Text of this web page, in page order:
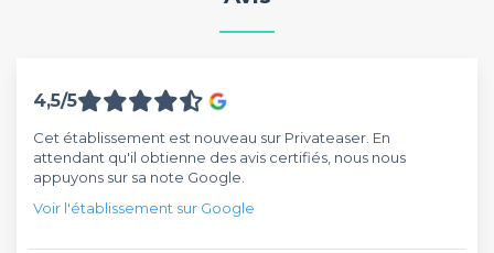
4,5/5
Cet établissement est nouveau sur Privateaser. En
attendant qu'il obtienne des avis certifiés, nous nous
appuyons sur sa note Google.
Voir l'établissement sur Google